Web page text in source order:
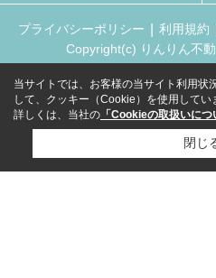
プライバシーポリシー 利用規約
Copyright(c) りんりん不
当サイトでは、お客様の当サイト利用状
して、クッキー（Cookie）を使用してい
詳しくは、当社の 「Cookieの取扱いにつ
閉じ